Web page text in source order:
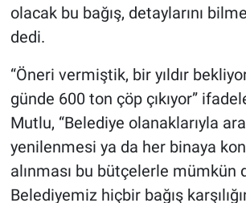
olacak bu bağış, detaylarını
dedi.
“Öneri vermiştik, bir yıldır
günde 600 ton çöp çıkıyor”
Mutlu, “Belediye olanaklarıyla
yenilenmesi ya da her binaya
alınması bu bütçelerle mümkün
Belediyemiz hiçbir bağış